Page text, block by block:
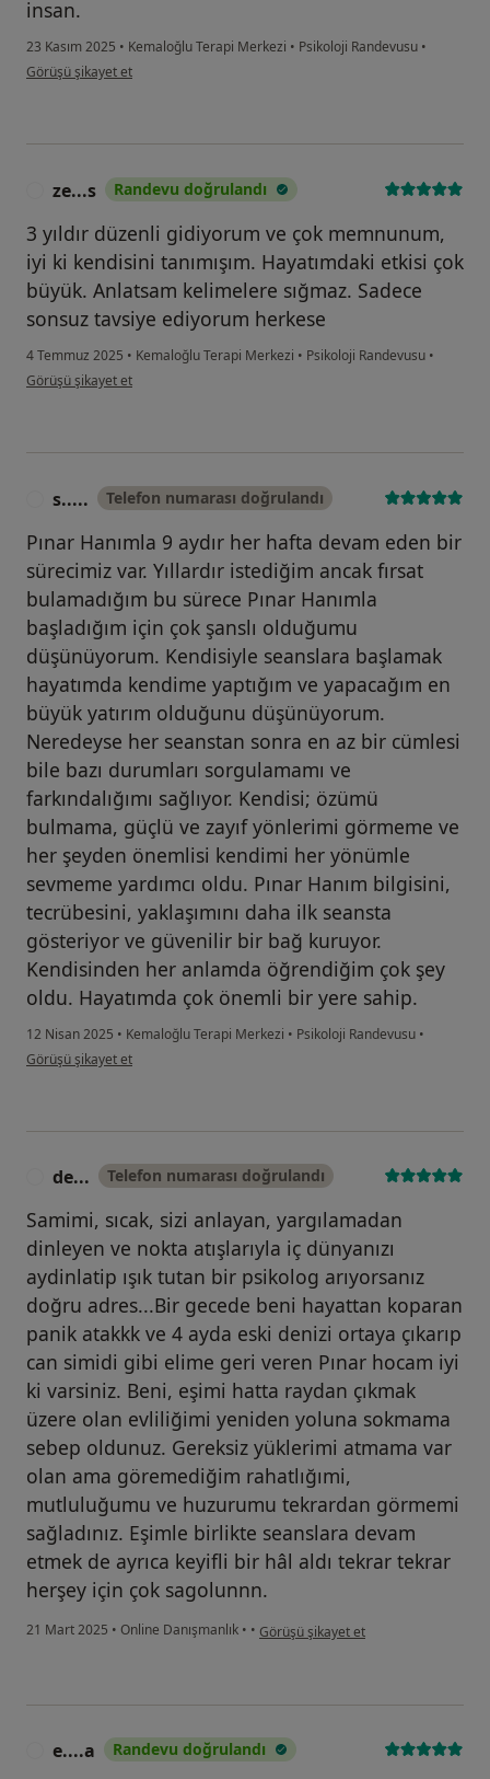
insan.
23 Kasım 2025 • Kemaloğlu Terapi Merkezi • Psikoloji Randevusu •
kullanıcının görüşüne göre he...i
Görüşü şikayet et
ze...s Randevu doğrulandı
3 yıldır düzenli gidiyorum ve çok memnunum,
iyi ki kendisini tanımışım. Hayatımdaki etkisi çok
büyük. Anlatsam kelimelere sığmaz. Sadece
sonsuz tavsiye ediyorum herkese
4 Temmuz 2025 • Kemaloğlu Terapi Merkezi • Psikoloji Randevusu •
kullanıcının görüşüne göre ze...s
Görüşü şikayet et
s..... Telefon numarası doğrulandı
Pınar Hanımla 9 aydır her hafta devam eden bir
sürecimiz var. Yıllardır istediğim ancak fırsat
bulamadığım bu sürece Pınar Hanımla
başladığım için çok şanslı olduğumu
düşünüyorum. Kendisiyle seanslara başlamak
hayatımda kendime yaptığım ve yapacağım en
büyük yatırım olduğunu düşünüyorum.
Neredeyse her seanstan sonra en az bir cümlesi
bile bazı durumları sorgulamamı ve
farkındalığımı sağlıyor. Kendisi; özümü
bulmama, güçlü ve zayıf yönlerimi görmeme ve
her şeyden önemlisi kendimi her yönümle
sevmeme yardımcı oldu. Pınar Hanım bilgisini,
tecrübesini, yaklaşımını daha ilk seansta
gösteriyor ve güvenilir bir bağ kuruyor.
Kendisinden her anlamda öğrendiğim çok şey
oldu. Hayatımda çok önemli bir yere sahip.
12 Nisan 2025 • Kemaloğlu Terapi Merkezi • Psikoloji Randevusu •
kullanıcının görüşüne göre s.....
Görüşü şikayet et
de... Telefon numarası doğrulandı
Samimi, sıcak, sizi anlayan, yargılamadan
dinleyen ve nokta atışlarıyla iç dünyanızı
aydinlatip ışık tutan bir psikolog arıyorsanız
doğru adres...Bir gecede beni hayattan koparan
panik atakkk ve 4 ayda eski denizi ortaya çıkarıp
can simidi gibi elime geri veren Pınar hocam iyi
ki varsiniz. Beni, eşimi hatta raydan çıkmak
üzere olan evliliğimi yeniden yoluna sokmama
sebep oldunuz. Gereksiz yüklerimi atmama var
olan ama göremediğim rahatlığımi,
mutluluğumu ve huzurumu tekrardan görmemi
sağladınız. Eşimle birlikte seanslara devam
etmek de ayrıca keyifli bir hâl aldı tekrar tekrar
herşey için çok sagolunnn.
21 Mart 2025 • Online Danışmanlık • • kullanıcının görüşüne göre de...
Görüşü şikayet et
e....a Randevu doğrulandı